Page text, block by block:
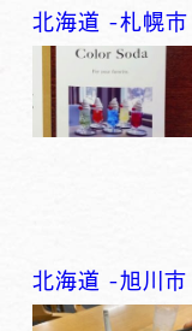
北海道 -札幌市
北海道 -旭川市